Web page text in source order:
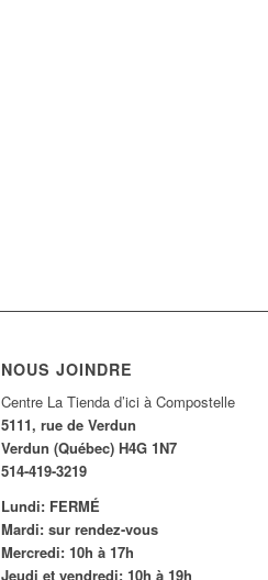
NOUS JOINDRE
Centre La Tienda d’ici à Compostelle
5111, rue de Verdun
Verdun (Québec) H4G 1N7
514-419-3219
Lundi: FERMÉ
Mardi: sur rendez-vous
Mercredi: 10h à 17h
Jeudi et vendredi: 10h à 19h